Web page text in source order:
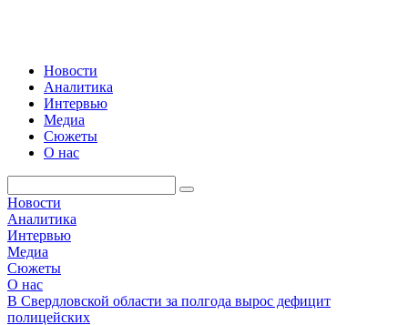
Новости
Аналитика
Интервью
Медиа
Сюжеты
О нас
Новости
Аналитика
Интервью
Медиа
Сюжеты
О нас
В Свердловской области за полгода вырос дефицит
полицейских